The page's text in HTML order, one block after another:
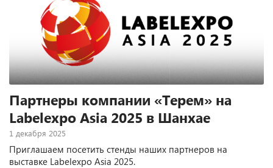
Партнеры компании «Терем» на
Labelexpo Asia 2025 в Шанхае
1 декабря 2025
Приглашаем посетить стенды наших партнеров на
выставке Labelexpo Asia 2025.